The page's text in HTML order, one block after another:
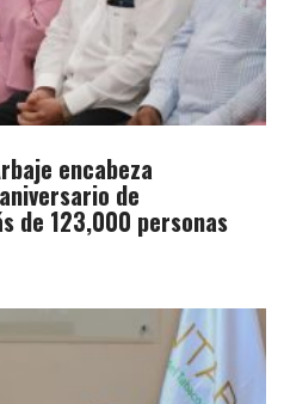
encabeza
de
de 123,000 personas